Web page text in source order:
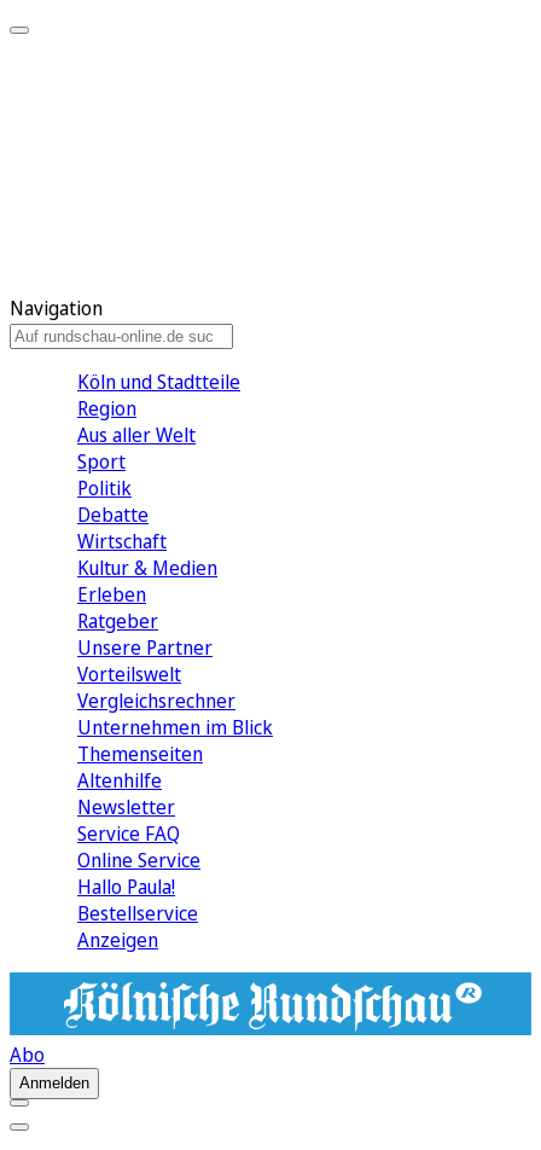
Navigation
Köln und Stadtteile
Region
Aus aller Welt
Sport
Politik
Debatte
Wirtschaft
Kultur & Medien
Erleben
Ratgeber
Unsere Partner
Vorteilswelt
Vergleichsrechner
Unternehmen im Blick
Themenseiten
Altenhilfe
Newsletter
Service FAQ
Online Service
Hallo Paula!
Bestellservice
Anzeigen
Abo
Anmelden